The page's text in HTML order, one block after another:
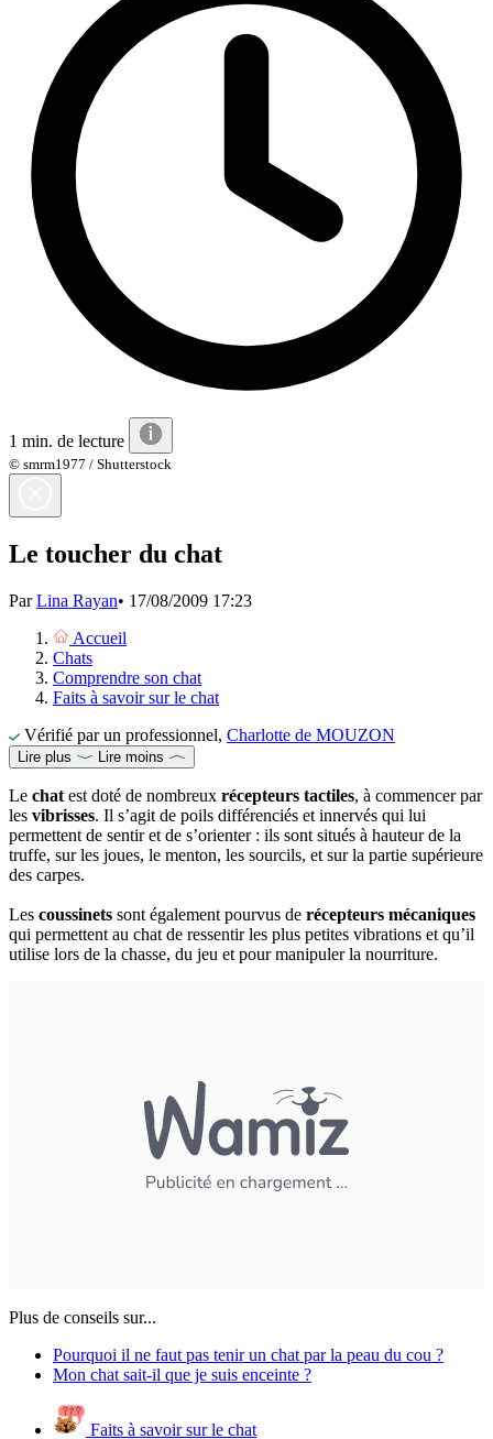
1 min. de lecture
© smrm1977 / Shutterstock
Le toucher du chat
ParLina Rayan• 17/08/2009 17:23
Accueil
Chats
Comprendre son chat
Faits à savoir sur le chat
Vérifié par un professionnel, Charlotte de MOUZON
Lire plus Lire moins
Le chat est doté de nombreux récepteurs tactiles, à commencer par
les vibrisses. Il s’agit de poils différenciés et innervés qui lui
permettent de sentir et de s’orienter : ils sont situés à hauteur de la
truffe, sur les joues, le menton, les sourcils, et sur la partie supérieure
des carpes.
Les coussinets sont également pourvus de récepteurs mécaniques
qui permettent au chat de ressentir les plus petites vibrations et qu’il
utilise lors de la chasse, du jeu et pour manipuler la nourriture.
Plus de conseils sur...
Pourquoi il ne faut pas tenir un chat par la peau du cou ?
Mon chat sait-il que je suis enceinte ?
Faits à savoir sur le chat